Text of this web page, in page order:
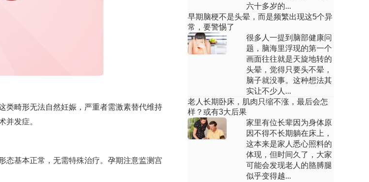
类畸形无法自然妊娠，严重者需激素替代维持
并发症。
态基本正常，无需特殊治疗。孕期注意监测宫
双子宫受孕几率大不大
回答：双子宫女性多数可以正常受孕，怀
孕概率主要受子宫形态、宫腔容积、输卵
管通畅度、胚胎...
双角子宫是什么原因引起的
回答：双角子宫主要由胚胎发育异常引
起，具体因素包括遗传倾向、母体环境干
扰、激素水平波动...
人流子宫恢复好的标志有哪些
回答：人流后子宫恢复良好的标志主要有
阴道出血停止、腹痛消失、月经复潮、复
六十多岁的...
早期脑梗不是头晕，而是频繁出现这5个异
常，要警惕了
很多人一提到脑部健康问
题，脑海里浮现的第一个
画面往往就是天旋地转的
头晕，觉得只要头不晕，
脑子就没事。这种想法其
实让不少人...
老人长期卧床，肌肉只缩不涨，最后会怎
样？或有3大后果
家里有位长辈因为身体原
因不得不长期躺在床上，
这本来是家人悉心照料的
体现，但时间久了，大家
可能会发现老人的胳膊腿
似乎变得越...